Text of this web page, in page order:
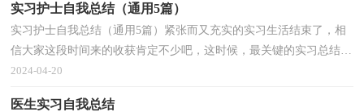
实习护士自我总结（通用5篇）
实习护士自我总结（通用5篇）紧张而又充实的实习生活结束了，相
信大家这段时间来的收获肯定不少吧，这时候，最关键的实习总结怎
么能落下！是不是无从下笔、没有头绪？下面是小编为大家整...
2024-04-20
医生实习自我总结